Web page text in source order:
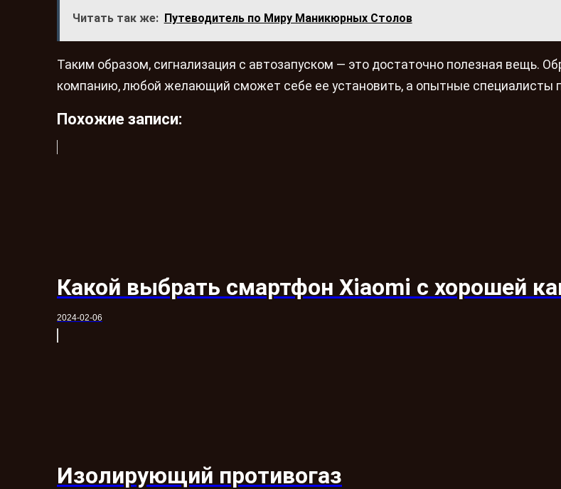
Читать так же: Путеводитель по Миру Маникюрных Столов
Таким образом, сигнализация с автозапуском — это достаточно полезная вещь.
компанию, любой желающий сможет себе ее установить, а опытные специалисты
Похожие записи:
Какой выбрать смартфон Xiaomi с хорошей
2024-02-06
Изолирующий противогаз